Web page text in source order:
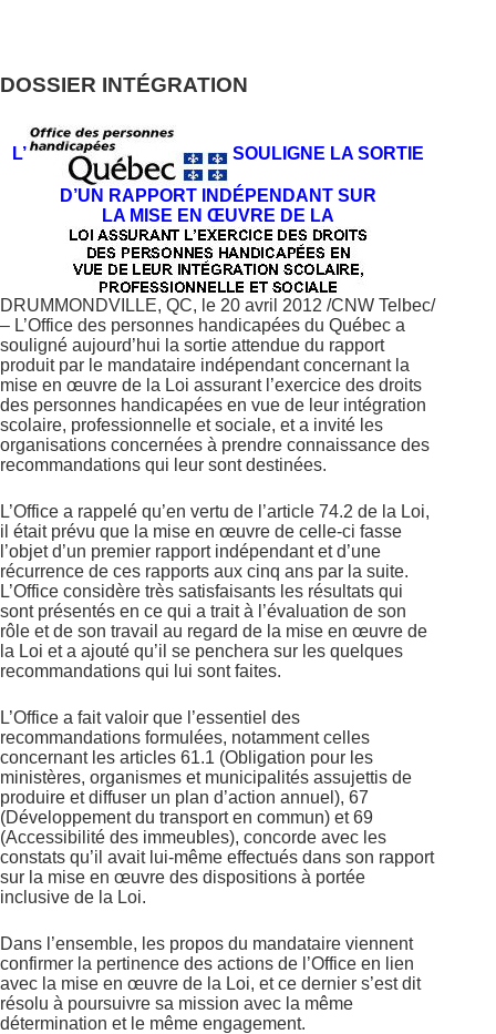
DOSSIER INTÉGRATION
L’ SOULIGNE LA SORTIE
D’UN RAPPORT INDÉPENDANT SUR
LA MISE EN ŒUVRE DE LA
DRUMMONDVILLE, QC, le 20 avril 2012 /CNW Telbec/
– L’Office des personnes handicapées du Québec a
souligné aujourd’hui la sortie attendue du rapport
produit par le mandataire indépendant concernant la
mise en œuvre de la Loi assurant l’exercice des droits
des personnes handicapées en vue de leur intégration
scolaire, professionnelle et sociale, et a invité les
organisations concernées à prendre connaissance des
recommandations qui leur sont destinées.
L’Office a rappelé qu’en vertu de l’article 74.2 de la Loi,
il était prévu que la mise en œuvre de celle-ci fasse
l’objet d’un premier rapport indépendant et d’une
récurrence de ces rapports aux cinq ans par la suite.
L’Office considère très satisfaisants les résultats qui
sont présentés en ce qui a trait à l’évaluation de son
rôle et de son travail au regard de la mise en œuvre de
la Loi et a ajouté qu’il se penchera sur les quelques
recommandations qui lui sont faites.
L’Office a fait valoir que l’essentiel des
recommandations formulées, notamment celles
concernant les articles 61.1 (Obligation pour les
ministères, organismes et municipalités assujettis de
produire et diffuser un plan d’action annuel), 67
(Développement du transport en commun) et 69
(Accessibilité des immeubles), concorde avec les
constats qu’il avait lui-même effectués dans son rapport
sur la mise en œuvre des dispositions à portée
inclusive de la Loi.
Dans l’ensemble, les propos du mandataire viennent
confirmer la pertinence des actions de l’Office en lien
avec la mise en œuvre de la Loi, et ce dernier s’est dit
résolu à poursuivre sa mission avec la même
détermination et le même engagement.